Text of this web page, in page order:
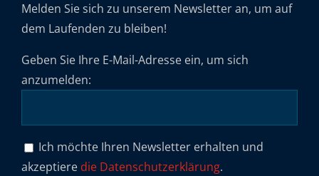
Melden Sie sich zu unserem Newsletter an, um auf
dem Laufenden zu bleiben!
Geben Sie Ihre E-Mail-Adresse ein, um sich
anzumelden:
Ich möchte Ihren Newsletter erhalten und
akzeptiere die Datenschutzerklärung.